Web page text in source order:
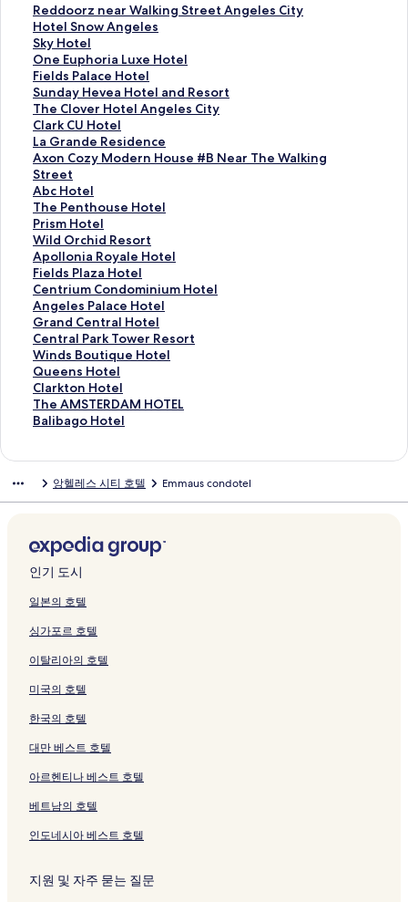
Reddoorz near Walking Street Angeles City
R
e
d
d
o
o
r
z
n
e
a
r
W
a
l
k
i
n
g
S
t
r
e
e
t
A
e
i
t
y
페
지
여
는
링
크
Hotel Snow Angeles
H
o
t
e
l
S
n
o
w
A
n
g
e
l
e
s
페
이
지
를
여
는
링
크
Sky Hotel
S
k
y
H
o
t
e
l
페
이
지
를
여
는
링
크
One Euphoria Luxe Hotel
O
n
e
E
u
p
h
o
r
i
a
L
u
x
e
H
o
t
e
l
페
이
지
링
크
Fields Palace Hotel
F
i
e
l
d
s
P
a
l
a
c
e
H
o
t
e
l
페
이
지
를
여
Sunday Hevea Hotel and Resort
S
u
n
d
a
y
H
e
v
e
a
H
o
t
e
l
a
n
d
R
e
페
를
여
는
링
The Clover Hotel Angeles City
T
h
e
C
l
o
v
e
r
H
o
t
e
l
A
n
g
e
l
e
y
지
를
여
는
크
Clark CU Hotel
C
l
a
r
k
C
U
H
o
t
e
l
페
이
지
를
여
는
링
La Grande Residence
L
a
G
r
a
n
d
e
R
e
s
i
d
e
n
c
e
페
여
는
Axon Cozy Modern House #B Near The Walking
Street
A
x
o
n
C
o
z
y
M
o
d
e
r
n
H
o
u
N
r
T
h
e
a
k
i
n
g
t
e
t
페
이
를
Abc Hotel
A
b
c
H
o
t
e
l
페
이
지
를
여
는
링
The Penthouse Hotel
T
h
e
P
e
n
t
h
o
u
s
e
H
o
페
이
여
는
링
크
Prism Hotel
P
r
i
s
m
H
o
t
e
l
페
이
지
링
크
Wild Orchid Resort
W
i
l
d
O
r
c
h
i
d
R
e
페
를
여
는
링
Apollonia Royale Hotel
A
p
o
l
l
o
n
i
a
R
o
H
e
l
페
이
를
는
링
크
Fields Plaza Hotel
F
i
e
l
d
s
P
l
a
z
e
이
지
를
여
링
Centrium Condominium Hotel
C
e
n
t
r
i
u
m
C
m
i
u
m
H
t
l
페
이
지
여
링
Angeles Palace Hotel
A
n
g
e
l
e
s
P
e
t
e
l
페
지
여
는
링
크
Grand Central Hotel
G
r
a
n
d
C
e
l
t
e
l
페
지
여
는
링
크
Central Park Tower Resort
C
e
n
t
r
a
k
w
e
r
R
s
r
t
페
이
를
는
크
Winds Boutique Hotel
W
i
n
d
s
i
e
H
o
t
l
이
지
를
여
링
Queens Hotel
Q
u
e
e
t
페
이
지
를
는
크
Clarkton Hotel
C
l
a
n
t
e
l
페
지
여
는
링
크
The AMSTERDAM HOTEL
T
h
T
D
A
M
H
T
L
페
이
지
여
링
Balibago Hotel
B
a
H
o
t
e
페
지
를
여
는
크
앙헬레스 시티 호텔 Emmaus condotel
인기 도시
일본의 호텔
싱가포르 호텔
이탈리아의 호텔
미국의 호텔
한국의 호텔
대만 베스트 호텔
아르헨티나 베스트 호텔
베트남의 호텔
인도네시아 베스트 호텔
지원 및 자주 묻는 질문